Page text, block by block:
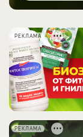
РЕКЛАМА
РЕКЛАМА